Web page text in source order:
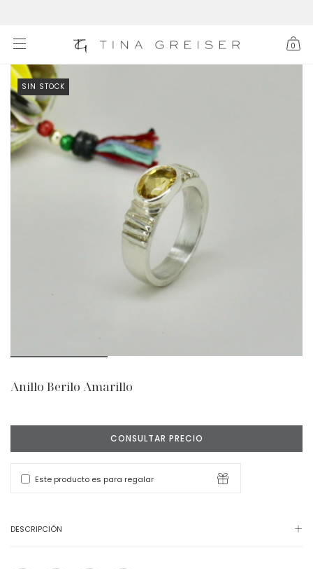
0
SIN STOCK
Anillo Berilo Amarillo
Este producto es para regalar
DESCRIPCIÓN